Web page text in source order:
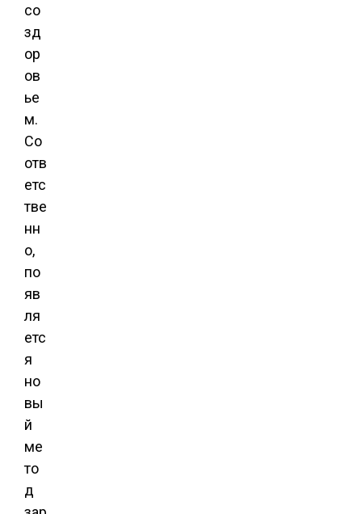
со
зд
ор
ов
ье
м.
Со
отв
етс
тве
нн
о,
по
яв
ля
етс
я
но
вы
й
ме
то
д